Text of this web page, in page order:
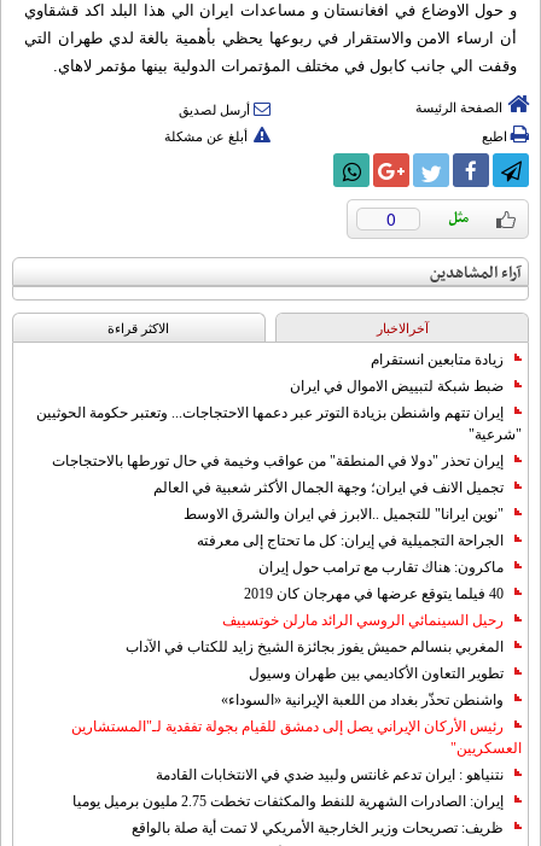
و حول الاوضاع في افغانستان و مساعدات ايران الي هذا البلد اكد قشقاوي
أن ارساء الامن والاستقرار في ربوعها يحظي بأهمية بالغة لدي طهران التي
وقفت الي جانب كابول في مختلف المؤتمرات الدولية بينها مؤتمر لاهاي.
الصفحة الرئيسة
أرسل لصديق
اطبع
أبلغ عن مشكلة
0
آراء المشاهدين
آخرالاخبار الاکثر قراءة
زيادة متابعين انستقرام
ضبط شبكة لتبييض الاموال في ايران
إيران تتهم واشنطن بزيادة التوتر عبر دعمها الاحتجاجات... وتعتبر حكومة الحوثيين
"شرعية"
إيران تحذر "دولا في المنطقة" من عواقب وخيمة في حال تورطها بالاحتجاجات
تجميل الانف في ايران؛ وجهة الجمال الأكثر شعبية في العالم
"نوين ايرانا" للتجميل ..الابرز في ايران والشرق الاوسط
الجراحة التجميلية في إيران: كل ما تحتاج إلى معرفته
ماكرون: هناك تقارب مع ترامب حول إيران
40 فيلما يتوقع عرضها في مهرجان كان 2019
رحيل السينمائي الروسي الرائد مارلن خوتسييف
المغربي بنسالم حميش يفوز بجائزة الشيخ زايد للكتاب في الآداب
تطوير التعاون الأكاديمي بين طهران وسيول
واشنطن تحذّر بغداد من اللعبة الإيرانية «السوداء»
رئيس الأركان الإيراني يصل إلى دمشق للقيام بجولة تفقدية لـ"المستشارين
العسكريين"
نتنياهو : ايران تدعم غانتس ولبيد ضدي في الانتخابات القادمة
إيران: الصادرات الشهریة للنفط والمكثفات تخطت 2.75 مليون برميل يوميا
ظريف: تصريحات وزير الخارجية الأمريكي لا تمت أية صلة بالواقع